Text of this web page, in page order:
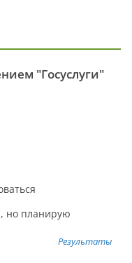
"Госуслуги"
но планирую
Результаты